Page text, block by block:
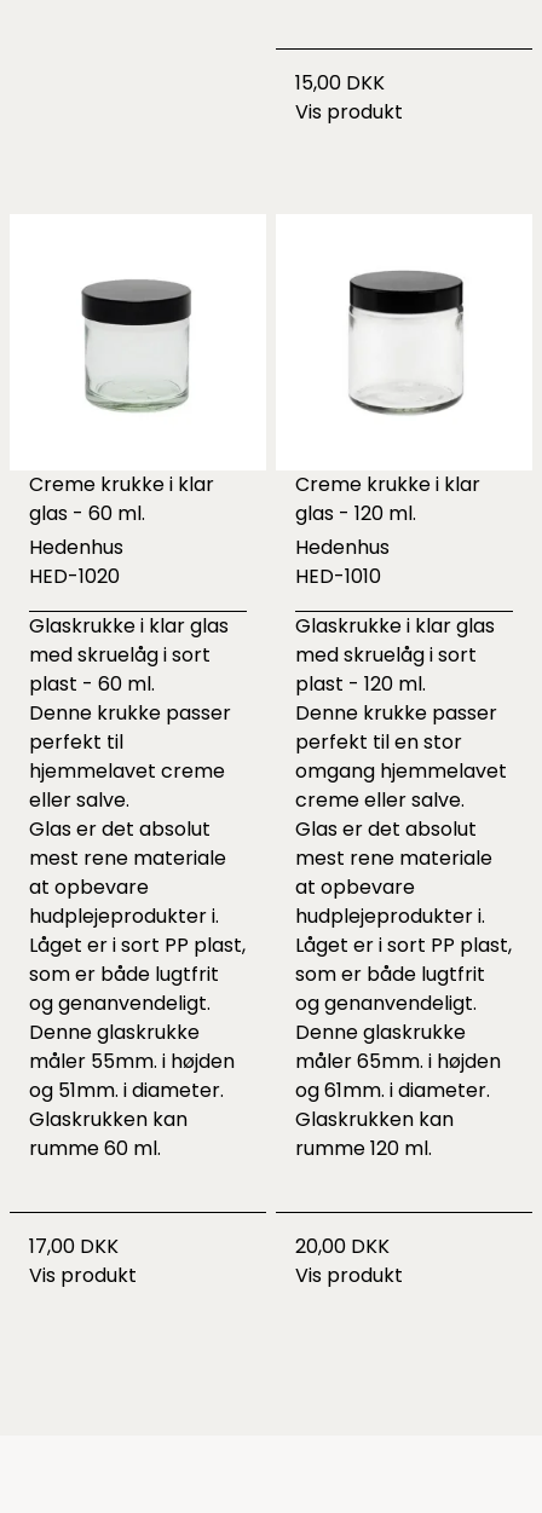
15,00 DKK
Vis produkt
Creme krukke i klar
glas - 60 ml.
Hedenhus
HED-1020
Glaskrukke i klar glas
med skruelåg i sort
plast - 60 ml.
Denne krukke passer
perfekt til
hjemmelavet creme
eller salve.
Glas er det absolut
mest rene materiale
at opbevare
hudplejeprodukter i.
Låget er i sort PP plast,
som er både lugtfrit
og genanvendeligt.
Denne glaskrukke
måler 55mm. i højden
og 51mm. i diameter.
Glaskrukken kan
rumme 60 ml.
17,00 DKK
Vis produkt
Creme krukke i klar
glas - 120 ml.
Hedenhus
HED-1010
Glaskrukke i klar glas
med skruelåg i sort
plast - 120 ml.
Denne krukke passer
perfekt til en stor
omgang hjemmelavet
creme eller salve.
Glas er det absolut
mest rene materiale
at opbevare
hudplejeprodukter i.
Låget er i sort PP plast,
som er både lugtfrit
og genanvendeligt.
Denne glaskrukke
måler 65mm. i højden
og 61mm. i diameter.
Glaskrukken kan
rumme 120 ml.
20,00 DKK
Vis produkt